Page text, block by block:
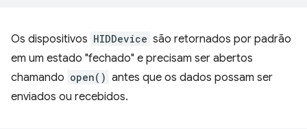
Os dispositivos HIDDevice são retornados por padrão
em um estado "fechado" e precisam ser abertos
chamando open() antes que os dados possam ser
enviados ou recebidos.